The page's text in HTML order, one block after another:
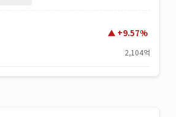
+9.57%
2,104억